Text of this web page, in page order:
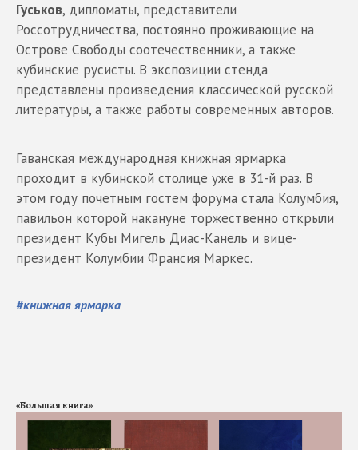
Гуськов, дипломаты, представители
Россотрудничества, постоянно проживающие на
Острове Свободы соотечественники, а также
кубинские русисты. В экспозиции стенда
представлены произведения классической русской
литературы, а также работы современных авторов.
Гаванская международная книжная ярмарка
проходит в кубинской столице уже в 31-й раз. В
этом году почетным гостем форума стала Колумбия,
павильон которой накануне торжественно открыли
президент Кубы Мигель Диас-Канель и вице-
президент Колумбии Франсия Маркес.
#книжная ярмарка
«Большая книга»